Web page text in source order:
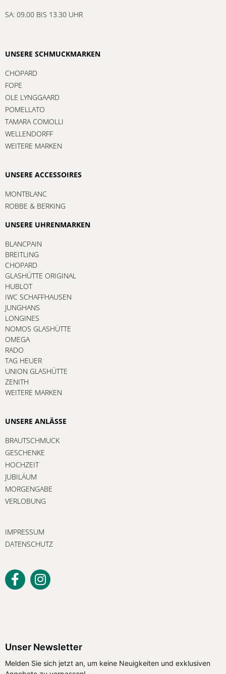
SA: 09.00 BIS 13.30 UHR
UNSERE SCHMUCKMARKEN
CHOPARD
FOPE
OLE LYNGGAARD
POMELLATO
TAMARA COMOLLI
WELLENDORFF
WEITERE MARKEN
UNSERE ACCESSOIRES
MONTBLANC
ROBBE & BERKING
UNSERE UHRENMARKEN
BLANCPAIN
BREITLING
CHOPARD
GLASHÜTTE ORIGINAL
HUBLOT
IWC SCHAFFHAUSEN
JUNGHANS
LONGINES
NOMOS GLASHÜTTE
OMEGA
RADO
TAG HEUER
UNION GLASHÜTTE
ZENITH
WEITERE MARKEN
UNSERE ANLÄSSE
BRAUTSCHMUCK
GESCHENKE
HOCHZEIT
JUBILÄUM
MORGENGABE
VERLOBUNG
IMPRESSUM
DATENSCHUTZ
Unser Newsletter
Melden Sie sich jetzt an, um keine Neuigkeiten und exklusiven